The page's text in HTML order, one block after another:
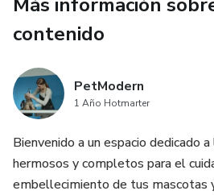
contenido
PetModern
1 Año Hotmarter
Bienvenido a un espacio dedicado
hermosos y completos para el
embellecimiento de tus mascotas